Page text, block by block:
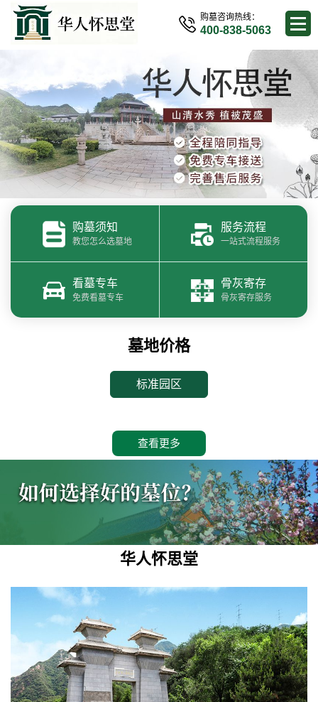
购墓咨询热线：
400-838-5063
购墓须知
教您怎么选墓地
服务流程
一站式流程服务
看墓专车
免费看墓专车
骨灰寄存
骨灰寄存服务
墓地价格
标准园区
查看更多
华人怀思堂